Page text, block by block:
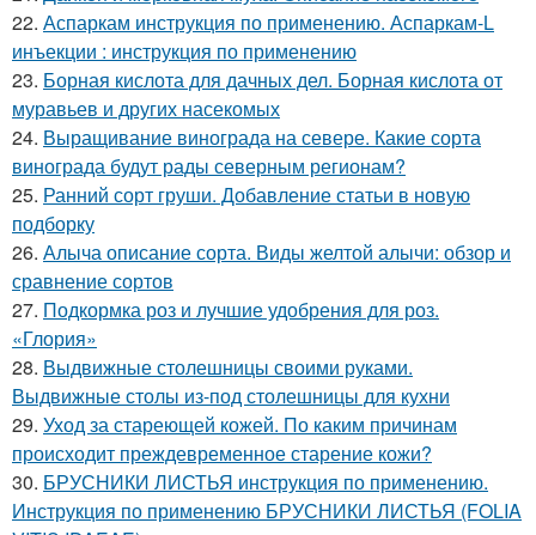
22. Аспаркам инструкция по применению. Аспаркам-L
инъекции : инструкция по применению
23. Борная кислота для дачных дел. Борная кислота от
муравьев и других насекомых
24. Выращивание винограда на севере. Какие сорта
винограда будут рады северным регионам?
25. Ранний сорт груши. Добавление статьи в новую
подборку
26. Алыча описание сорта. Виды желтой алычи: обзор и
сравнение сортов
27. Подкормка роз и лучшие удобрения для роз.
«Глория»
28. Выдвижные столешницы своими руками.
Выдвижные столы из-под столешницы для кухни
29. Уход за стареющей кожей. По каким причинам
происходит преждевременное старение кожи?
30. БРУСНИКИ ЛИСТЬЯ инструкция по применению.
Инструкция по применению БРУСНИКИ ЛИСТЬЯ (FOLIA